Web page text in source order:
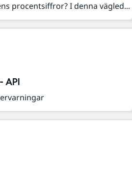
procentsiffror? I denna vägled...
API